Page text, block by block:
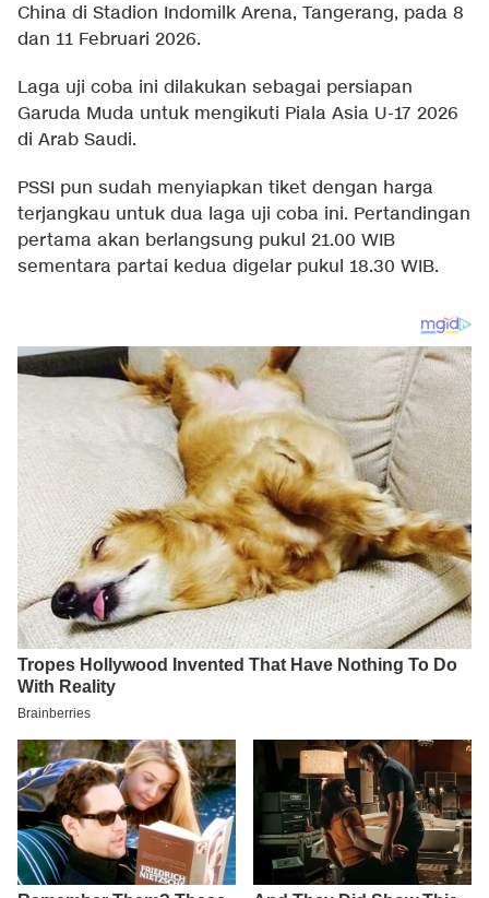
China di Stadion Indomilk Arena, Tangerang, pada 8
dan 11 Februari 2026.
Laga uji coba ini dilakukan sebagai persiapan
Garuda Muda untuk mengikuti Piala Asia U-17 2026
di Arab Saudi.
PSSI pun sudah menyiapkan tiket dengan harga
terjangkau untuk dua laga uji coba ini. Pertandingan
pertama akan berlangsung pukul 21.00 WIB
sementara partai kedua digelar pukul 18.30 WIB.